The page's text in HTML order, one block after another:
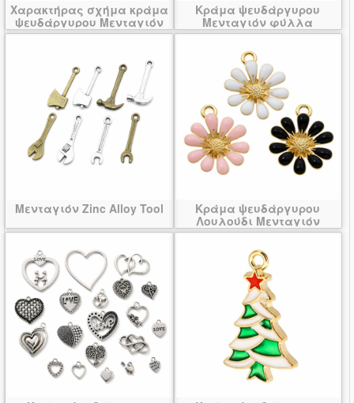
Χαρακτήρας σχήμα κράμα
ψευδάργυρου Μενταγιόν
Κράμα ψευδάργυρου
Μενταγιόν φύλλα
Μενταγιόν Zinc Alloy Tool
Κράμα ψευδάργυρου
Λουλούδι Μενταγιόν